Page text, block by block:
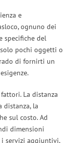
e
ognuno dei
specifiche del
pochi oggetti o
di fornirti un
La distanza
distanza, la
sul costo. Ad
dimensioni
servizi aggiuntivi,